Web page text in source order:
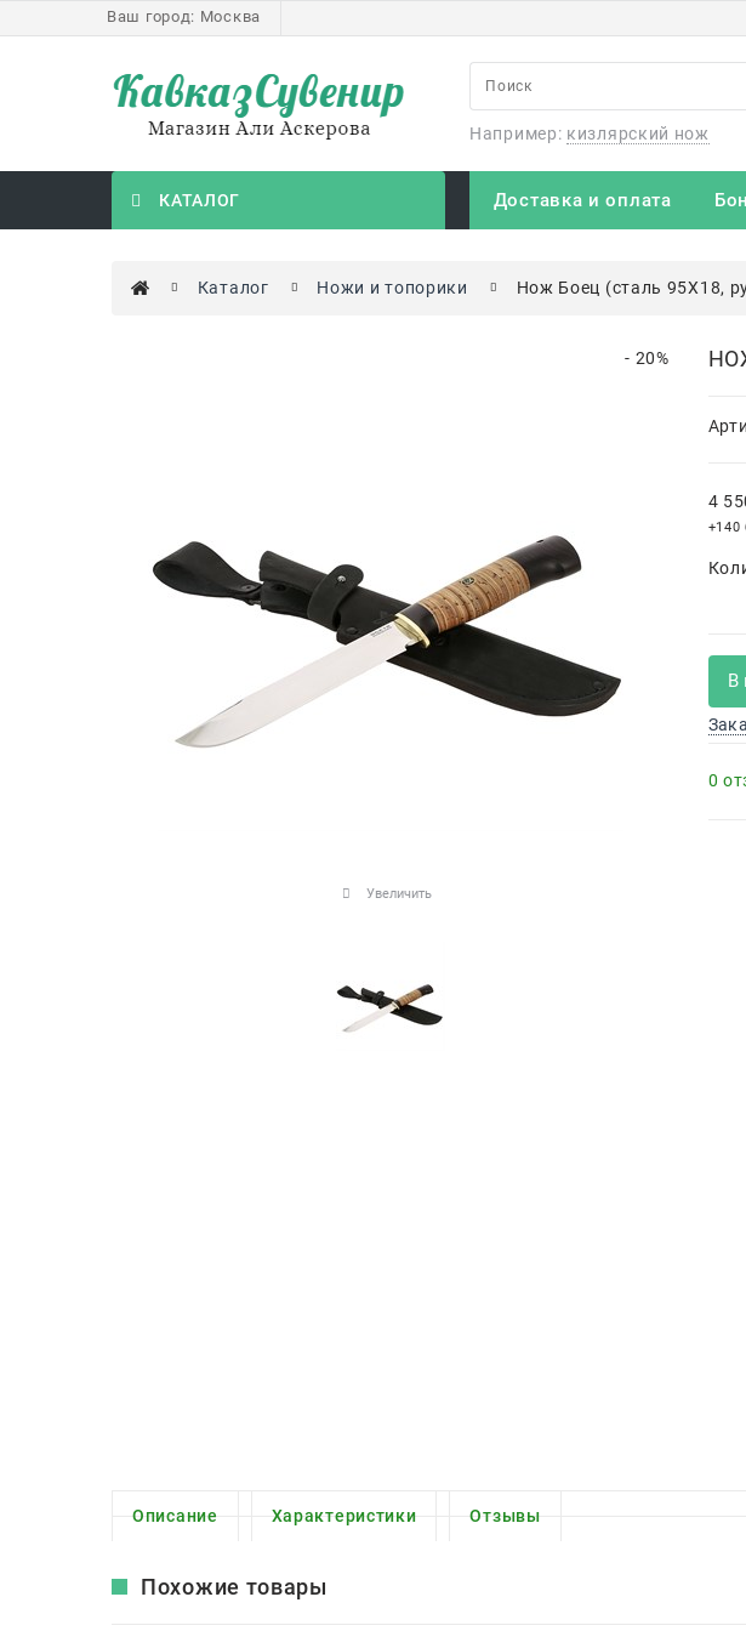
Ваш город: Москва
Например: кизлярский нож
КАТАЛОГ Доставка и оплата
Каталог Ножи и топорики Нож Боец (сталь 95Х18,
- 20%
Увеличить
4
+140
В
0
Описание Характеристики Отзывы
Похожие товары